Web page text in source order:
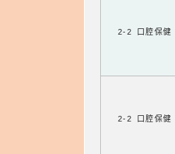
2-2 口腔保健
2-2 口腔保健